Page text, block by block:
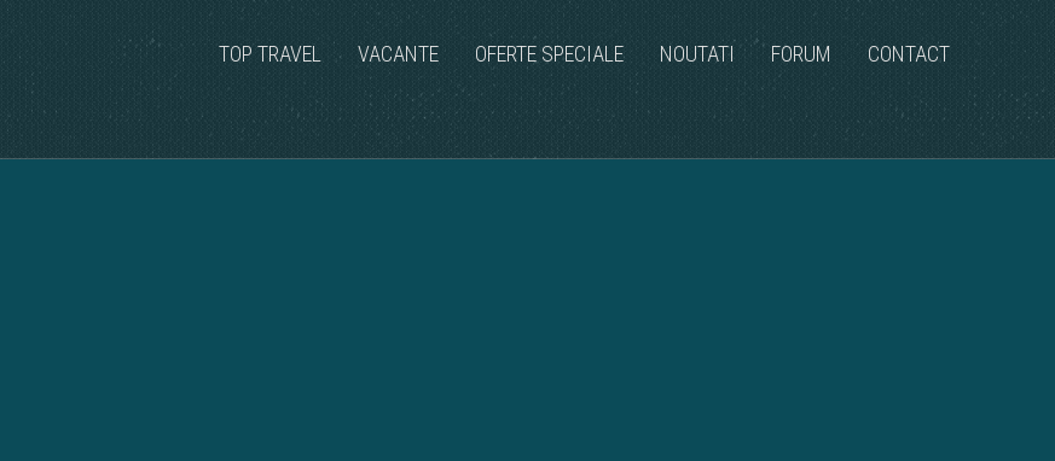
TOP TRAVEL VACANTE OFERTE SPECIALE NOUTATI FORUM CONTACT